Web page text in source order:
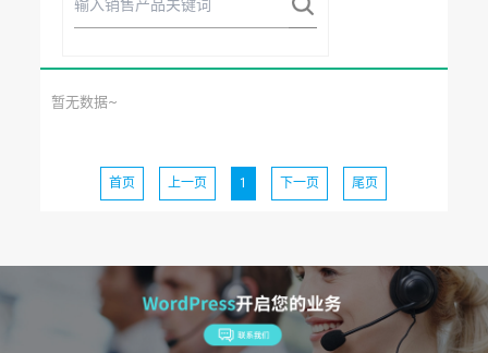
暂无数据~
首页 上一页 1 下一页 尾页